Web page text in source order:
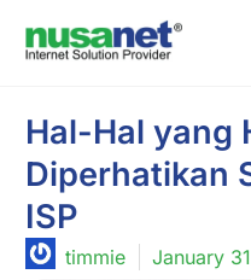
Hal-Hal yang
Diperhatikan
ISP
timmie January